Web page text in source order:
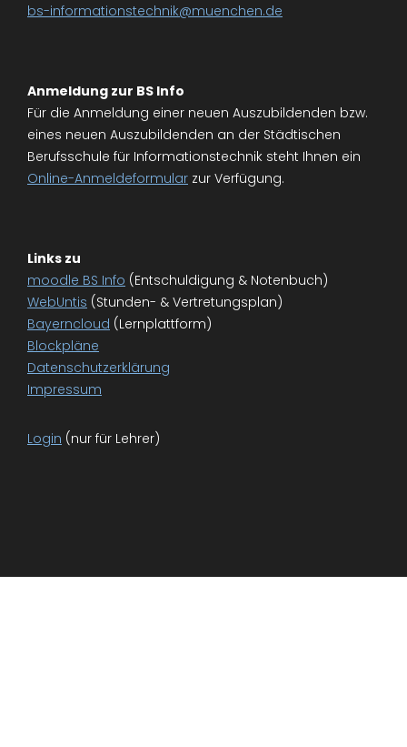
bs-informationstechnik@muenchen.de
Anmeldung zur BS Info
Für die Anmeldung einer neuen Auszubildenden bzw.
eines neuen Auszubildenden an der Städtischen
Berufsschule für Informationstechnik steht Ihnen ein
Online-Anmeldeformular zur Verfügung.
Links zu
moodle BS Info (Entschuldigung & Notenbuch)
WebUntis (Stunden- & Vertretungsplan)
Bayerncloud (Lernplattform)
Blockpläne
Datenschutzerklärung
Impressum
Login (nur für Lehrer)